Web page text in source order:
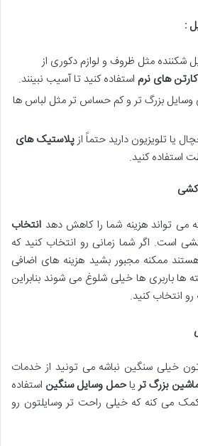
:
شکننده مثل ظروف و لوازم دکوری از
های نرم استفاده کنید تا آسیب نبینند.
وسایل بزرگ تر و کم حساس تر مثل لباس ها
یا تلویزیون دارید حتماً ازپلاستیک های
استفاده کنید.
کشی
می تواند هزینه شما را کاهش دهد انتخاب
است. اگر شما زمانی رو انتخاب کنید که
ممکنه مجبور بشید هزینه های اضافی
ها باربری ها خیلی شلوغ می شوند بنابراین
انتخاب کنید.
خیلی سنگین نباشه می تونید از خدمات
بزرگ تریاحمل وسایل سنگین استفاده
می کنه که خیلی راحت تر وسایلتون رو